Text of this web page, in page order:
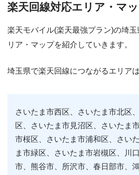
楽天回線対応エリア・マ
楽天モバイル(楽天最強プラン)の埼
リア・マップを紹介していきます。
埼玉県で楽天回線につながるエリア
さいたま市西区、さいたま市北区
区、さいたま市見沼区、さいたま
市桜区、さいたま市浦和区、さい
ま市緑区、さいたま市岩槻区、川
市、熊谷市、所沢市、春日部市、